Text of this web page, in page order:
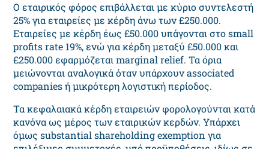
Ο εταιρικός φόρος επιβάλλεται με κύριο συντελεστή
25% για εταιρείες με κέρδη άνω των £250.000.
Εταιρείες με κέρδη έως £50.000 υπάγονται στο small
profits rate 19%, ενώ για κέρδη μεταξύ £50.000 και
£250.000 εφαρμόζεται marginal relief. Τα όρια
μειώνονται αναλογικά όταν υπάρχουν associated
companies ή μικρότερη λογιστική περίοδος.
Τα κεφαλαιακά κέρδη εταιρειών φορολογούνται κατά
κανόνα ως μέρος των εταιρικών κερδών. Υπάρχει
όμως substantial shareholding exemption για